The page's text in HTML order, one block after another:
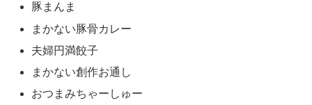
豚まんま
まかない豚骨カレー
夫婦円満餃子
まかない創作お通し
おつまみちゃーしゅー